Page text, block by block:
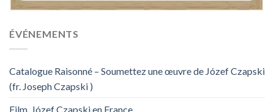
ÉVÉNEMENTS
Catalogue Raisonné – Soumettez une œuvre de Józef Czapski
(fr. Joseph Czapski )
Film. Józef Czapski en France.